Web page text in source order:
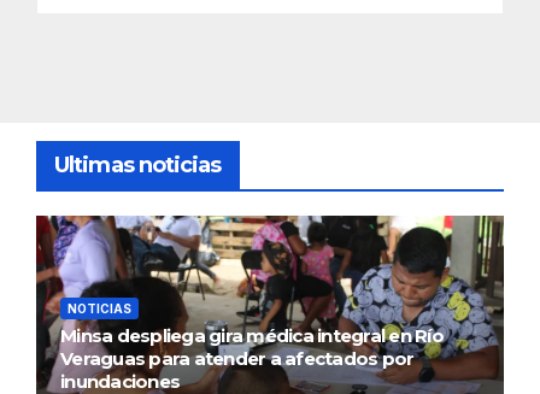
Ultimas noticias
NOTICIAS
Minsa despliega gira médica integral en Río
Veraguas para atender a afectados por
inundaciones